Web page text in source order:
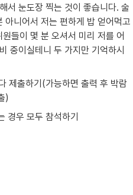
서 눈도장 찍는 것이 좋습니다. 술
아니어서 저는 편하게 밥 얻어먹고
들이 몇 분 오셔서 미리 저를 어
중이실테니 두 가지만 기억하시
제출하기(가능하면 출력 후 박람
)
경우 모두 참석하기